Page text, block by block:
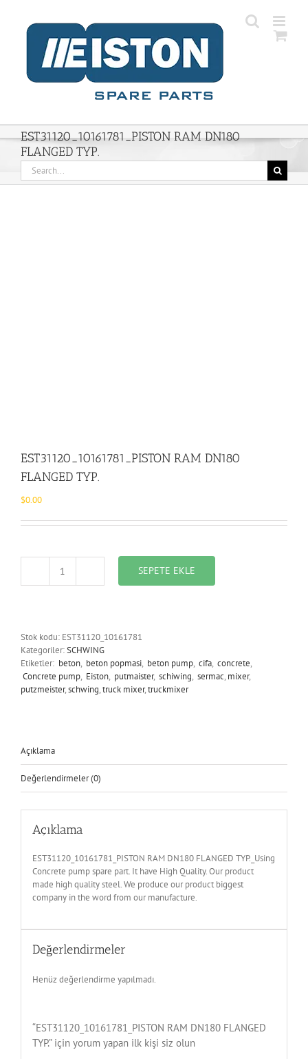
content
EST31120_10161781_PISTON RAM DN180
FLANGED TYP.
Search
for:
EST31120_10161781_PISTON RAM DN180
FLANGED TYP.
$0.00
EST31120_10161781_PISTON
RAM
adet
SEPETE EKLE
Stok kodu: EST31120_10161781
Kategoriler:SCHWING
Etiketler: beton, beton popmasi, beton pump, cifa, concrete,
Concrete pump, Eiston, putmaister, schiwing, sermac, mixer,
putzmeister,schwing,truck mixer,truckmixer
Açıklama
Değerlendirmeler (0)
Açıklama
EST31120_10161781_PISTON RAM DN180 FLANGED TYP._Using
Concrete pump spare part. It have High Quality. Our product
made high quality steel. We produce our product biggest
company in the word from our manufacture.
Değerlendirmeler
Henüz değerlendirme yapılmadı.
“EST31120_10161781_PISTON RAM DN180 FLANGED
TYP.” için yorum yapan ilk kişi siz olun